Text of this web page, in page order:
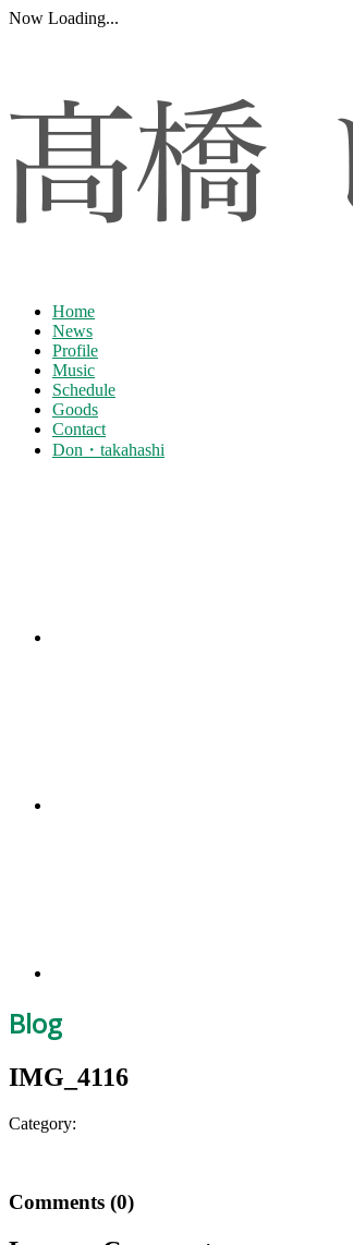
Now Loading...
Home
News
Profile
Music
Schedule
Goods
Contact
Don・takahashi
Blog
IMG_4116
Category:
Comments (0)